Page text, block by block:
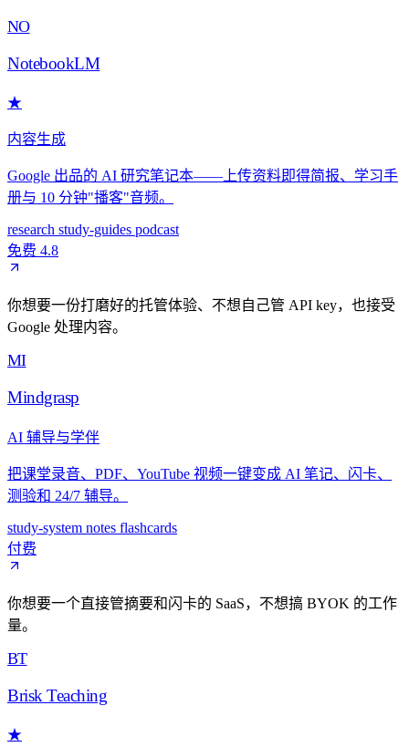
NO
NotebookLM
★
内容生成
Google 出品的 AI 研究笔记本——上传资料即得简报、学习手
册与 10 分钟"播客"音频。
research study-guides podcast
免费 4.8
你想要一份打磨好的托管体验、不想自己管 API key，也接受
Google 处理内容。
MI
Mindgrasp
AI 辅导与学伴
把课堂录音、PDF、YouTube 视频一键变成 AI 笔记、闪卡、
测验和 24/7 辅导。
study-system notes flashcards
付费
你想要一个直接管摘要和闪卡的 SaaS，不想搞 BYOK 的工作
量。
BT
Brisk Teaching
★